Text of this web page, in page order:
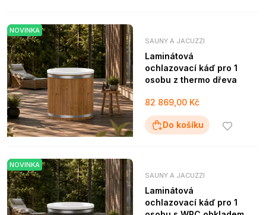
NOVINKA
SAUNY A JACUZZI
Laminátová
ochlazovací káď pro 1
osobu z thermo dřeva
82 869,00 Kč
Do košíku
NOVINKA
SAUNY A JACUZZI
Laminátová
ochlazovací káď pro 1